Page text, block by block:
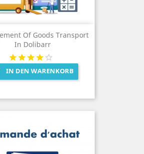
Of Goods Transport
In Dolibarr
IN DEN WARENKORB